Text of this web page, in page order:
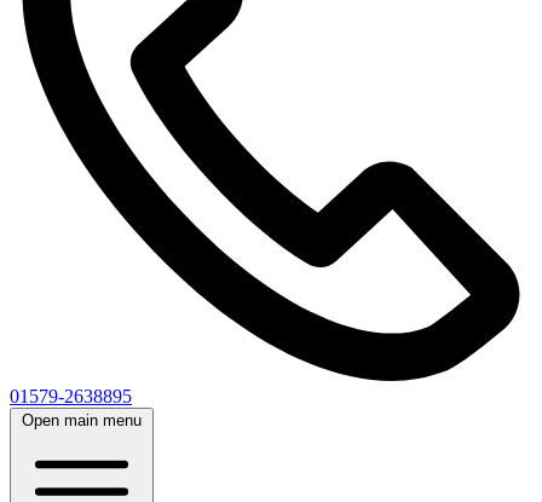
01579-2638895
Open main menu